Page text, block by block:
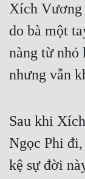
Xích Vương
do bà một
nàng từ nhỏ
nhưng vẫn
Sau khi
Ngọc Phi
kệ sự đời